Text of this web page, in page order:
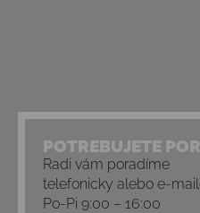
POTREBUJETE
Radi vám poradíme
telefonicky alebo e-
Po-Pi 9:00 – 16:00